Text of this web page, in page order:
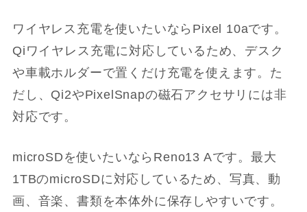
ワイヤレス充電を使いたいならPixel 10aです。
Qiワイヤレス充電に対応しているため、デスク
や車載ホルダーで置くだけ充電を使えます。た
だし、Qi2やPixelSnapの磁石アクセサリには非
対応です。
microSDを使いたいならReno13 Aです。最大
1TBのmicroSDに対応しているため、写真、動
画、音楽、書類を本体外に保存しやすいです。